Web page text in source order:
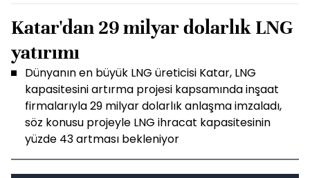
Katar'dan 29 milyar dolarlık LNG
yatırımı
Dünyanın en büyük LNG üreticisi Katar, LNG
kapasitesini artırma projesi kapsamında inşaat
firmalarıyla 29 milyar dolarlık anlaşma imzaladı,
söz konusu projeyle LNG ihracat kapasitesinin
yüzde 43 artması bekleniyor